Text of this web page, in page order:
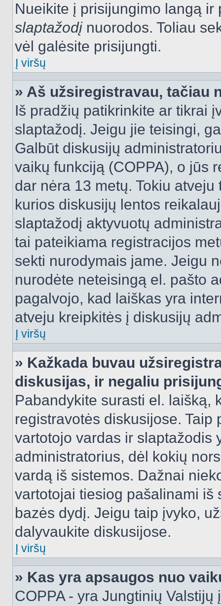
Nueikite į prisijungimo langą
slaptažodįnuorodos. Toliau
vėl galėsite prisijungti.
Į viršų
» Aš užsiregistravau, tačiau
Iš pradžių patikrinkite ar tikrai
slaptažodį. Jeigu jie teisingi,
Galbūt diskusijų
vaikų funkciją (COPPA), o jūs
dar nėra 13 metų. Tokiu
kurios diskusijų lentos
slaptažodį aktyvuotų
tai pateikiama registracijos
sekti nurodymais jame. Jeigu
nurodėte neteisingą el. pašto
pagalvojo, kad laiškas yra
atveju kreipkitės į diskusijų
Į viršų
» Kažkada buvau
diskusijas, ir negaliu
Pabandykite surasti el. laišką,
registravotės diskusijose.
vartotojo vardas ir slaptažodis
administratorius, dėl kokių
vardą iš sistemos. Dažnai
vartotojai tiesiog pašalinami iš
bazės dydį. Jeigu taip įvyko,
dalyvaukite diskusijose.
Į viršų
» Kas yra apsaugos nuo
COPPA - yra Jungtinių